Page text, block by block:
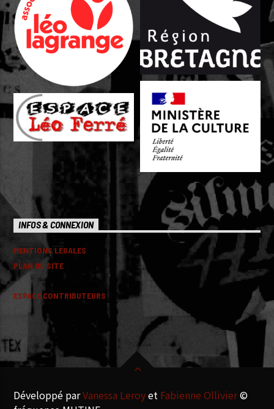
INFOS & CONNEXION
MENTIONS LEGALES
PLAN DU SITE
ESPACE CONTRIBUTEURS
Développé parVanessa Leroyet Fabienne Ollivier©